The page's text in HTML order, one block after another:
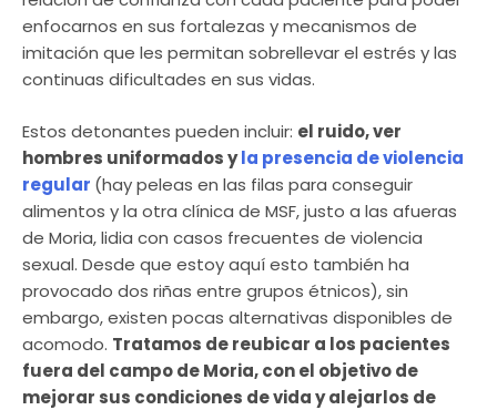
enfocarnos en sus fortalezas y mecanismos de
imitación que les permitan sobrellevar el estrés y las
continuas dificultades en sus vidas.
Estos detonantes pueden incluir: el ruido, ver
hombres uniformados yla presencia de violencia
regular (hay peleas en las filas para conseguir
alimentos y la otra clínica de MSF, justo a las afueras
de Moria, lidia con casos frecuentes de violencia
sexual. Desde que estoy aquí esto también ha
provocado dos riñas entre grupos étnicos), sin
embargo, existen pocas alternativas disponibles de
acomodo. Tratamos de reubicar a los pacientes
fuera del campo de Moria, con el objetivo de
mejorar sus condiciones de vida y alejarlos de